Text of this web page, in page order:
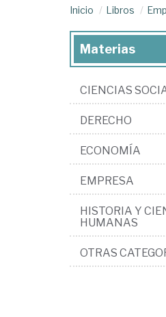
Inicio Libros
Materias
CIENCIAS
DERECHO
ECONOMÍA
EMPRESA
HISTORIA Y
HUMANAS
OTRAS